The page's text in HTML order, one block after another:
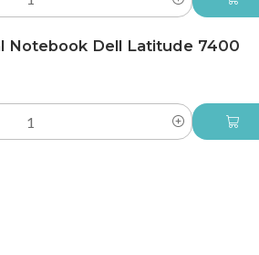
Notebook Dell Latitude 7400